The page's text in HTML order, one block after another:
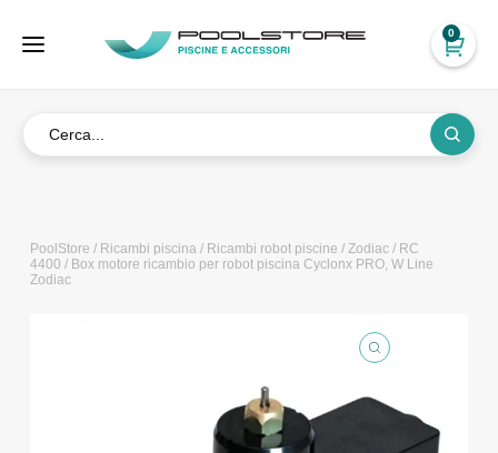
0
PoolStore / Ricambi piscina/ Ricambi robot piscine / Zodiac/ RC
4400 / Box motore ricambio per robot piscina Cyclonx PRO, W Line
Zodiac